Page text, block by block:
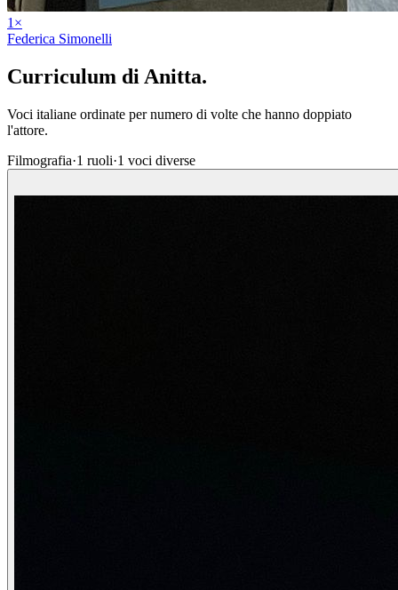
1 ×
Federica Simonelli
Curriculum di Anitta.
Voci italiane ordinate per numero di volte che hanno doppiato
l'attore.
Filmografia·1 ruoli·1 voci diverse